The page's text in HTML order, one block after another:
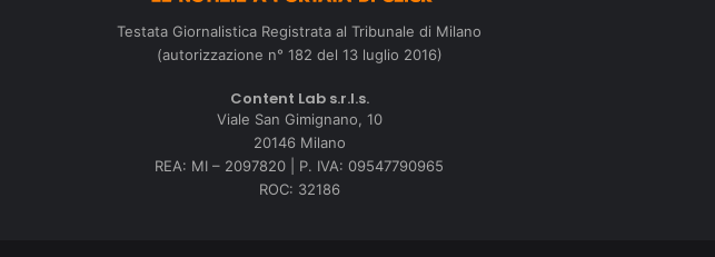
Testata Giornalistica Registrata al Tribunale di Milano
(autorizzazione n° 182 del 13 luglio 2016)
Content Lab s.r.l.s.
Viale San Gimignano, 10
20146 Milano
REA: MI – 2097820 | P. IVA: 09547790965
ROC: 32186